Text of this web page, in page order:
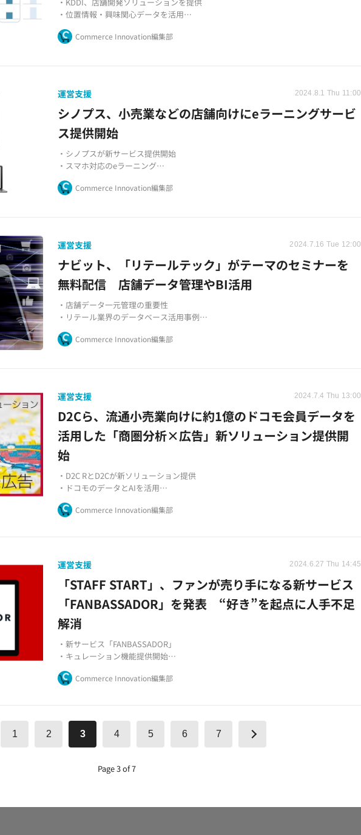
・位置情報・興味関心データを活用
・効率的な店舗開発と売上予測を支援
Commerce Innovation編集部
運営支援 2024.8.1 Thu 11:00
シノプス、小売業などの店舗向けにeラーニングサービ
ス提供開始
・シノプスが新サービス提供開始
・スマホ対応のeラーニング
・小売業の教育効率化を支援
Commerce Innovation編集部
運営支援 2024.7.16 Tue 12:00
ナビット、「リテールテック」がテーマのセミナーを
無料配信 店舗データ管理やBI活用
・店舗データ一元管理の重要性
・リテール業界のデータベース活用事例
・BI情報ビジュアライズ化の戦略策定
Commerce Innovation編集部
運営支援 2024.7.4 Thu 13:00
D2Cら、流通小売業向けに約1億のドコモ会員データを
活用した「商圏分析×広告」新ソリューション提供開
始
・D2C RとD2Cが新ソリューション提供
・ドコモのデータとAIを活用
・商圏分析と広告配信を融合
Commerce Innovation編集部
運営支援 2024.6.27 Thu 14:45
「STAFF START」、ファンが売り手になる新サービス
「FANBASSADOR」を発表 “好き”を起点に人手不足
解消
・新サービス「FANBASSADOR」
・キュレーション機能提供開始
・人手不足解消を目指す
Commerce Innovation編集部
1 2 3 4 5 6 7
Page 3 of 7